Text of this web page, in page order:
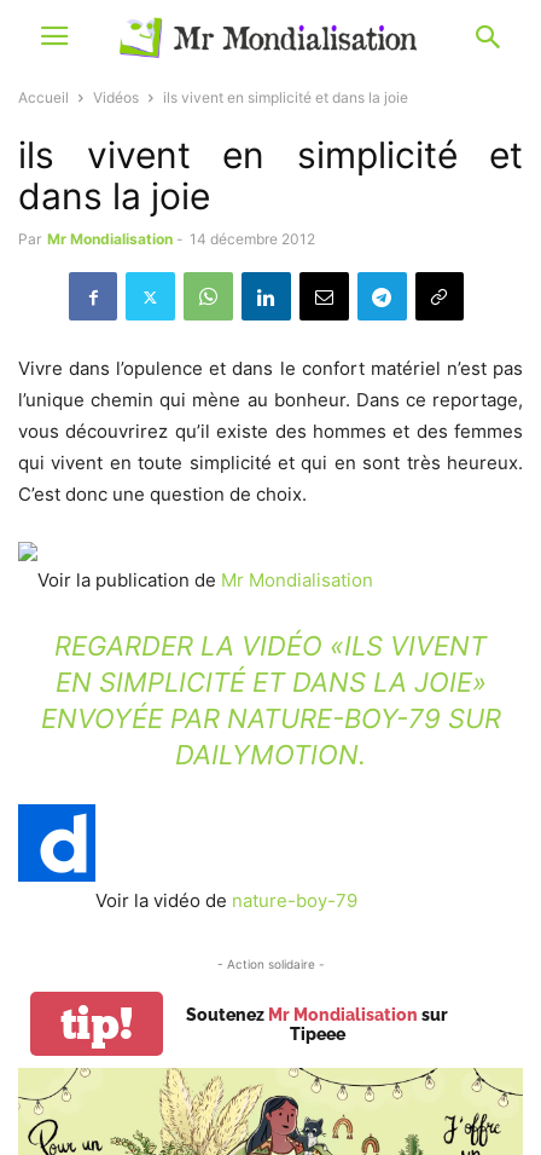
Accueil Vidéos ils vivent en simplicité et dans la joie
ils vivent en simplicité et
dans la joie
Par Mr Mondialisation - 14 décembre 2012
Vivre dans l’opulence et dans le confort matériel n’est pas
l’unique chemin qui mène au bonheur. Dans ce reportage,
vous découvrirez qu’il existe des hommes et des femmes
qui vivent en toute simplicité et qui en sont très heureux.
C’est donc une question de choix.
Voir la publication de Mr Mondialisation
REGARDER LA VIDÉO «ILS VIVENT
EN SIMPLICITÉ ET DANS LA JOIE»
ENVOYÉE PAR NATURE-BOY-79 SUR
DAILYMOTION.
Voir la vidéo de nature-boy-79
- Action solidaire -
tip! Soutenez Mr Mondialisation sur
Tipeee